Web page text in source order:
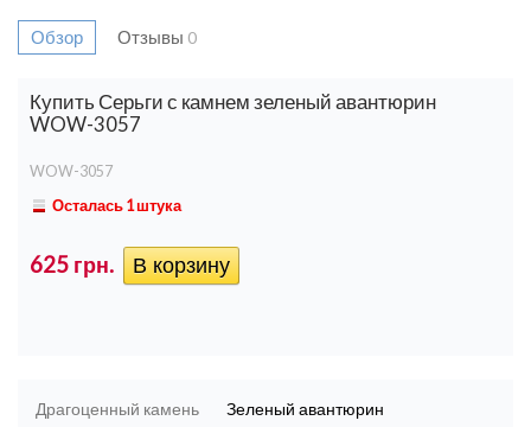
Обзор Отзывы 0
Купить Серьги с камнем зеленый авантюрин
WOW-3057
WOW-3057
Осталась 1 штука
625 грн.
Драгоценный камень
Зеленый авантюрин